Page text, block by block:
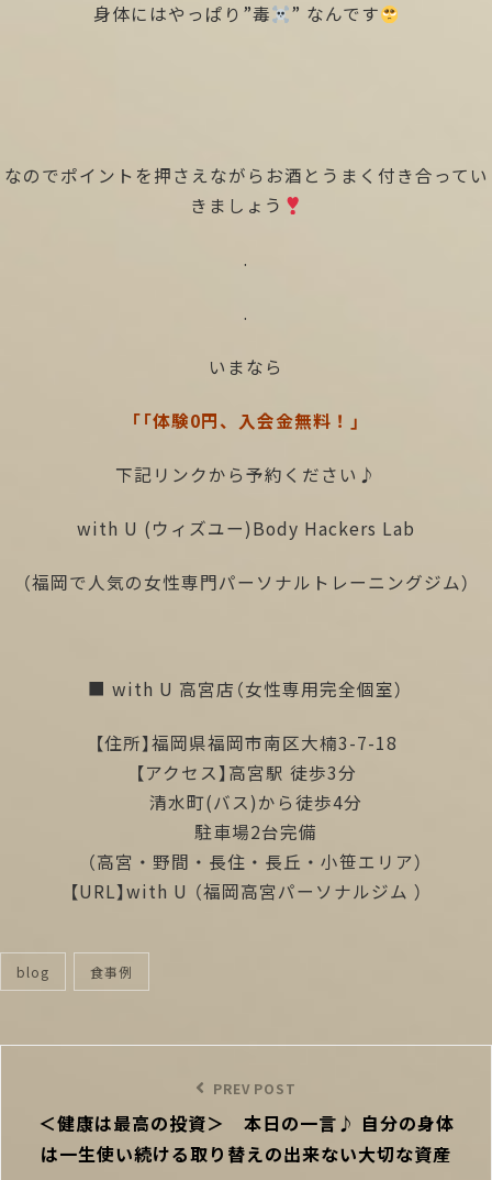
身体にはやっぱり”毒 ” なんです
なのでポイントを押さえながらお酒とうまく付き合ってい
きましょう
.
.
いまなら
「「体験0円、入会金無料！」
下記リンクから予約ください♪
with U (ウィズユー)Body Hackers Lab
（福岡で人気の女性専門パーソナルトレーニングジム）
■ with U 高宮店（女性専用完全個室）
【住所】福岡県福岡市南区大楠3-7-18
【アクセス】高宮駅 徒歩3分
清水町(バス)から徒歩4分
駐車場2台完備
（高宮・野間・長住・長丘・小笹エリア）
【URL】with U （福岡高宮パーソナルジム ）
categories
blog 食事例
Post
PREV POST
＜健康は最高の投資＞ 本日の一言♪ 自分の身体
は一生使い続ける取り替えの出来ない大切な資産